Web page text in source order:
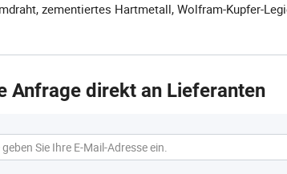
zementiertes Hartmetall, Wolfram-Kupfer-
Anfrage direkt an Lieferanten